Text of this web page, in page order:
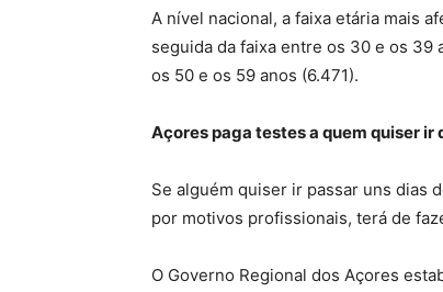
A nível nacional, a faixa etária mais
seguida da faixa entre os 30 e os 39
os 50 e os 59 anos (6.471).
Açores paga testes a quem quiser ir
Se alguém quiser ir passar uns dias
por motivos profissionais, terá de
O Governo Regional dos Açores